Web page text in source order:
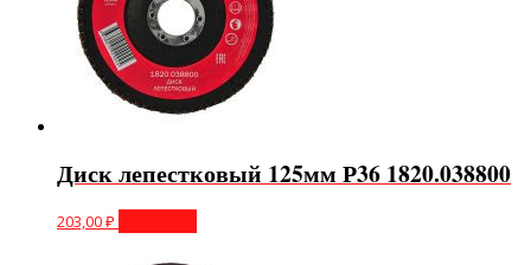
Диск лепестковый 125мм Р36 1820.038800
203,00₽